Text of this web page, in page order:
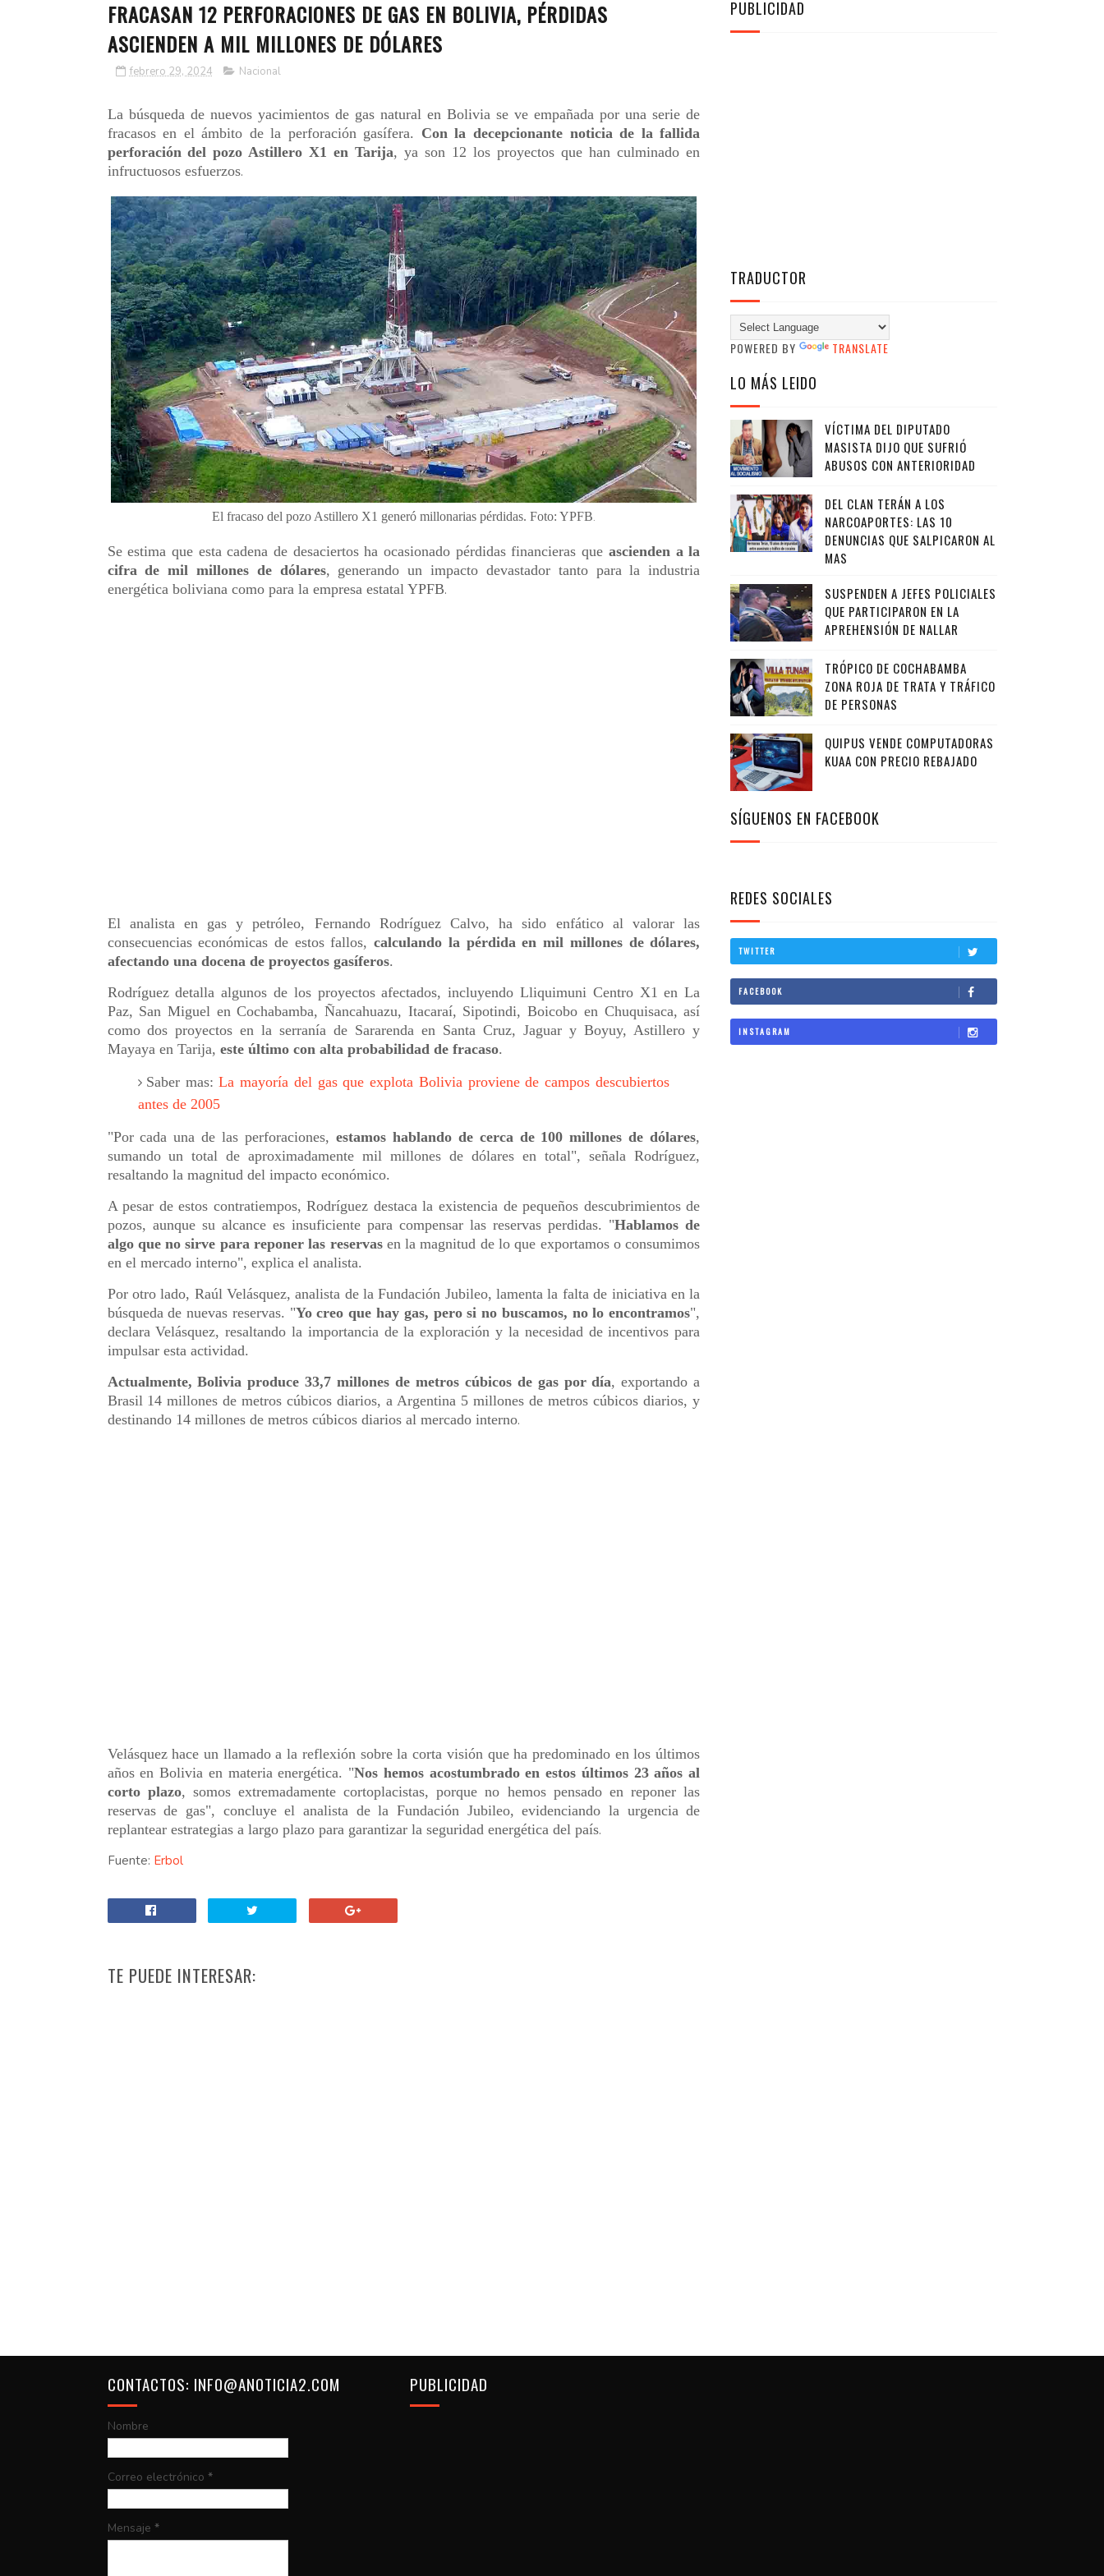
FRACASAN 12 PERFORACIONES DE GAS EN BOLIVIA, PÉRDIDAS
ASCIENDEN A MIL MILLONES DE DÓLARES
febrero 29, 2024 Nacional
La búsqueda de nuevos yacimientos de gas natural en Bolivia se ve empañada por una serie de
fracasos en el ámbito de la perforación gasífera. Con la decepcionante noticia de la fallida
perforación del pozo Astillero X1 en Tarija, ya son 12 los proyectos que han culminado en
infructuosos esfuerzos.
El fracaso del pozo Astillero X1 generó millonarias pérdidas. Foto: YPFB.
Se estima que esta cadena de desaciertos ha ocasionado pérdidas financieras que ascienden a la
cifra de mil millones de dólares, generando un impacto devastador tanto para la industria
energética boliviana como para la empresa estatal YPFB.
El analista en gas y petróleo, Fernando Rodríguez Calvo, ha sido enfático al valorar las
consecuencias económicas de estos fallos,calculando la pérdida en mil millones de dólares,
afectando una docena de proyectos gasíferos.
Rodríguez detalla algunos de los proyectos afectados, incluyendo Lliquimuni Centro X1 en La
Paz, San Miguel en Cochabamba, Ñancahuazu, Itacaraí, Sipotindi, Boicobo en Chuquisaca, así
como dos proyectos en la serranía de Sararenda en Santa Cruz, Jaguar y Boyuy, Astillero y
Mayaya en Tarija, este último con alta probabilidad de fracaso.
Saber mas:La mayoría del gas que explota Bolivia proviene de campos descubiertos
antes de 2005
"Por cada una de las perforaciones, estamos hablando de cerca de 100 millones de dólares,
sumando un total de aproximadamente mil millones de dólares en total", señala Rodríguez,
resaltando la magnitud del impacto económico.
A pesar de estos contratiempos, Rodríguez destaca la existencia de pequeños descubrimientos de
pozos, aunque su alcance es insuficiente para compensar las reservas perdidas. "Hablamos de
algo que no sirve para reponer las reservasen la magnitud de lo que exportamos o consumimos
en el mercado interno", explica el analista.
Por otro lado, Raúl Velásquez, analista de la Fundación Jubileo, lamenta la falta de iniciativa en la
búsqueda de nuevas reservas. "Yo creo que hay gas, pero si no buscamos, no lo encontramos",
declara Velásquez, resaltando la importancia de la exploración y la necesidad de incentivos para
impulsar esta actividad.
Actualmente, Bolivia produce 33,7 millones de metros cúbicos de gas por día, exportando a
Brasil 14 millones de metros cúbicos diarios, a Argentina 5 millones de metros cúbicos diarios, y
destinando 14 millones de metros cúbicos diarios al mercado interno.
Velásquez hace un llamado a la reflexión sobre la corta visión que ha predominado en los últimos
años en Bolivia en materia energética. "Nos hemos acostumbrado en estos últimos 23 años al
corto plazo, somos extremadamente cortoplacistas, porque no hemos pensado en reponer las
reservas de gas", concluye el analista de la Fundación Jubileo, evidenciando la urgencia de
replantear estrategias a largo plazo para garantizar la seguridad energética del país.
Fuente: Erbol
TE PUEDE INTERESAR:
PUBLICIDAD
TRADUCTOR
POWERED BY TRANSLATE
LO MÁS LEIDO
VÍCTIMA DEL DIPUTADO
MASISTA DIJO QUE SUFRIÓ
ABUSOS CON ANTERIORIDAD
DEL CLAN TERÁN A LOS
NARCOAPORTES: LAS 10
DENUNCIAS QUE SALPICARON AL
MAS
SUSPENDEN A JEFES POLICIALES
QUE PARTICIPARON EN LA
APREHENSIÓN DE NALLAR
TRÓPICO DE COCHABAMBA
ZONA ROJA DE TRATA Y TRÁFICO
DE PERSONAS
QUIPUS VENDE COMPUTADORAS
KUAA CON PRECIO REBAJADO
SÍGUENOS EN FACEBOOK
REDES SOCIALES
TWITTER
FACEBOOK
INSTAGRAM
CONTACTOS: INFO@ANOTICIA2.COM
Nombre
Correo electrónico *
Mensaje *
PUBLICIDAD